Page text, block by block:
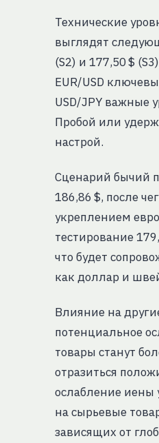
Технические
выглядят
(S2) и 177,50 $
EUR/USD
USD/JPY важные
Пробой или
настрой.
Сценарий бычий
186,86 $, после
укреплением
тестирование
что будет
как доллар и
Влияние на
потенциальное
товары станут
отразиться
ослабление иены
на сырьевые
зависящих от